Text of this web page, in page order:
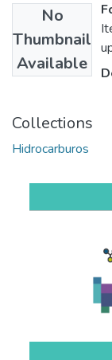
No
Thumbnail
Available
Collections
Hidrocarburos